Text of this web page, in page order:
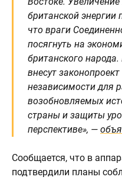
британской энергии
что враги
посягнуть на
британского
внесут
независимости для
возобновляемых
страны и защиты
перспективе», —
Сообщается, что в
подтвердили планы